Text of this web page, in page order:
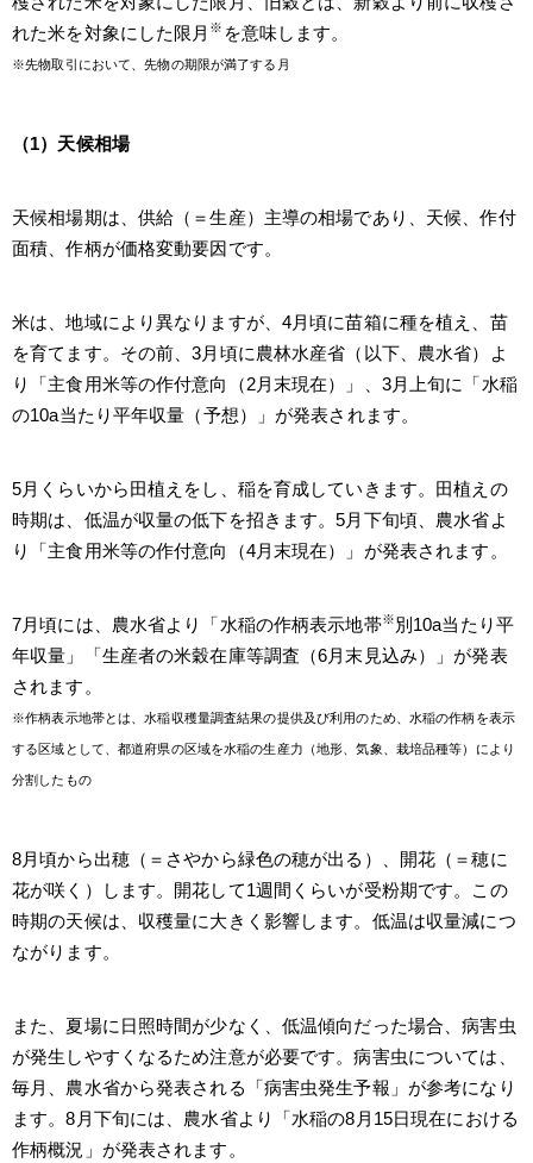
れた米を対象にした限月 ※ を意味します。
※先物取引において、先物の期限が満了する月
（1）天候相場
天候相場期は、供給（＝生産）主導の相場であり、天候、作付
面積、作柄が価格変動要因です。
米は、地域により異なりますが、4月頃に苗箱に種を植え、苗
を育てます。その前、3月頃に農林水産省（以下、農水省）よ
り「主食用米等の作付意向（2月末現在）」、3月上旬に「水稲
の10a当たり平年収量（予想）」が発表されます。
5月くらいから田植えをし、稲を育成していきます。田植えの
時期は、低温が収量の低下を招きます。5月下旬頃、農水省よ
り「主食用米等の作付意向（4月末現在）」が発表されます。
7月頃には、農水省より「水稲の作柄表示地帯※別10a当たり平
年収量」「生産者の米穀在庫等調査（6月末見込み）」が発表
されます。
※作柄表示地帯とは、水稲収穫量調査結果の提供及び利用のため、水稲の作柄を表示
する区域として、都道府県の区域を水稲の生産力（地形、気象、栽培品種等）により
分割したもの
8月頃から出穂（＝さやから緑色の穂が出る）、開花（＝穂に
花が咲く）します。開花して1週間くらいが受粉期です。この
時期の天候は、収穫量に大きく影響します。低温は収量減につ
ながります。
また、夏場に日照時間が少なく、低温傾向だった場合、病害虫
が発生しやすくなるため注意が必要です。病害虫については、
毎月、農水省から発表される「病害虫発生予報」が参考になり
ます。8月下旬には、農水省より「水稲の8月15日現在における
作柄概況」が発表されます。